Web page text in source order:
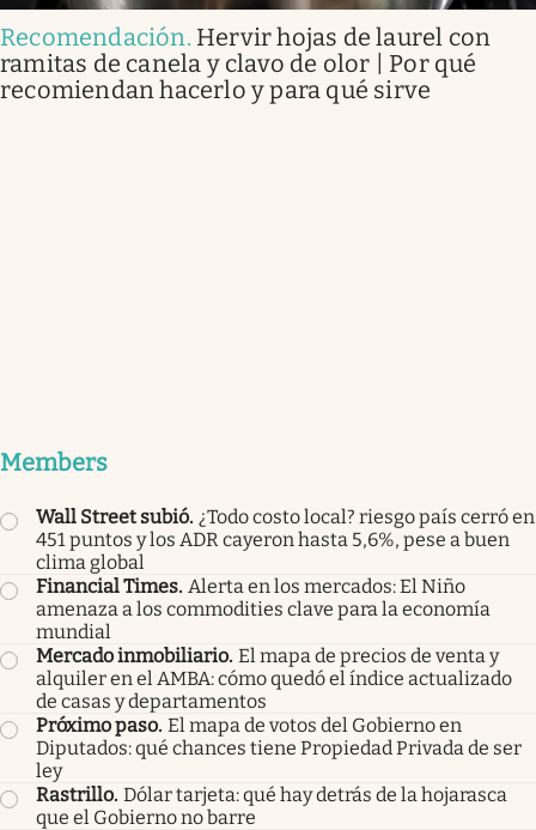
Recomendación. Hervir hojas de laurel con
ramitas de canela y clavo de olor | Por qué
recomiendan hacerlo y para qué sirve
Members
Wall Street subió. ¿Todo costo local? riesgo país cerró en
451 puntos y los ADR cayeron hasta 5,6%, pese a buen
clima global
Financial Times. Alerta en los mercados: El Niño
amenaza a los commodities clave para la economía
mundial
Mercado inmobiliario. El mapa de precios de venta y
alquiler en el AMBA: cómo quedó el índice actualizado
de casas y departamentos
Próximo paso. El mapa de votos del Gobierno en
Diputados: qué chances tiene Propiedad Privada de ser
ley
Rastrillo. Dólar tarjeta: qué hay detrás de la hojarasca
que el Gobierno no barre